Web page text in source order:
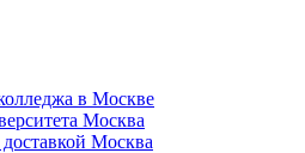
в Москве
Москва
Москва